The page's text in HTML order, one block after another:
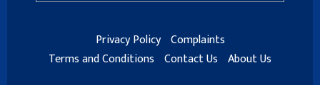
Privacy Policy Complaints
Terms and Conditions Contact Us About Us